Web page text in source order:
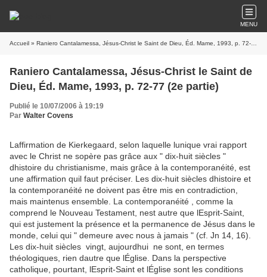
MENU
Accueil » Raniero Cantalamessa, Jésus-Christ le Saint de Dieu, Éd. Mame, 1993, p. 72-77 (2e partie)
Raniero Cantalamessa, Jésus-Christ le Saint de
Dieu, Éd. Mame, 1993, p. 72-77 (2e partie)
Publié le 10/07/2006 à 19:19
Par Walter Covens
Laffirmation de Kierkegaard, selon laquelle lunique vrai rapport
avec le Christ ne sopère pas grâce aux " dix-huit siècles "
dhistoire du christianisme, mais grâce à la contemporanéité, est
une affirmation quil faut préciser. Les dix-huit siècles dhistoire et
la contemporanéité ne doivent pas être mis en contradiction,
mais maintenus ensemble. La contemporanéité , comme la
comprend le Nouveau Testament, nest autre que lEsprit-Saint,
qui est justement la présence et la permanence de Jésus dans le
monde, celui qui " demeure avec nous à jamais " (cf. Jn 14, 16).
Les dix-huit siècles  vingt, aujourdhui  ne sont, en termes
théologiques, rien dautre que lÉglise. Dans la perspective
catholique, pourtant, lEsprit-Saint et lÉglise sont les conditions